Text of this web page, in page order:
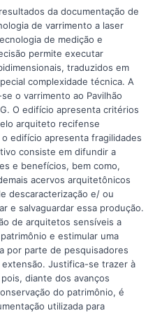
da documentação de
de varrimento a laser
de medição e
permite executar
traduzidos em
complexidade técnica. A
o varrimento ao Pavilhão
O edifício apresenta critérios
arquiteto recifense
edifício apresenta fragilidades
consiste em difundir a
e benefícios, bem como,
acervos arquitetônicos
descaracterização e/ ou
e salvaguardar essa produção.
de arquitetos sensíveis a
e estimular uma
por parte de pesquisadores
Justifica-se trazer à
diante dos avanços
do patrimônio, é
utilizada para